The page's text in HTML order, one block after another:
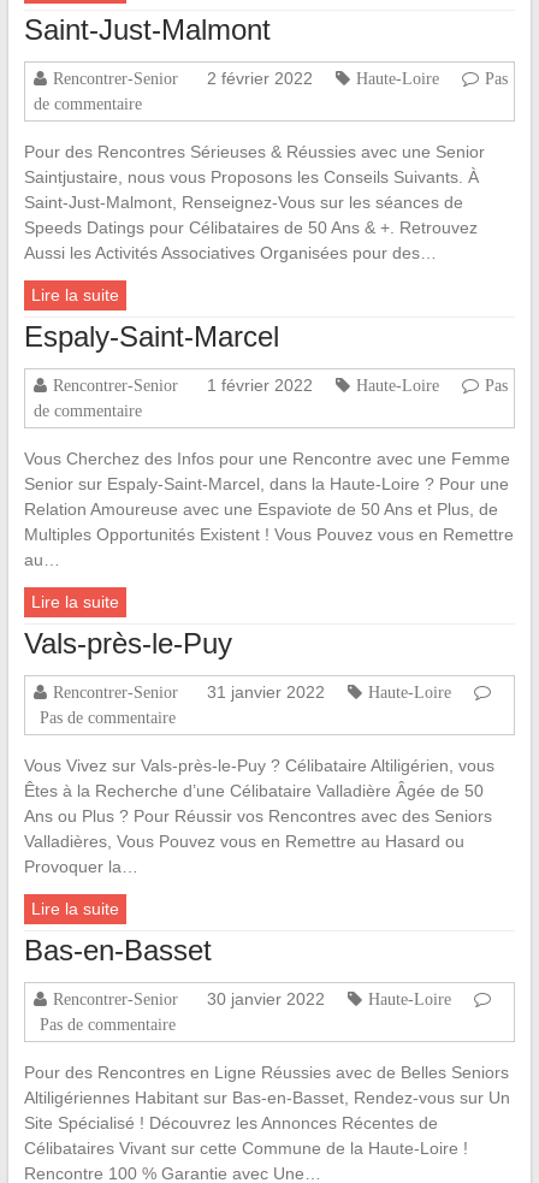
Saint-Just-Malmont
Rencontrer-Senior 2 février 2022 Haute-Loire
Pas
de commentaire
Pour des Rencontres Sérieuses & Réussies avec une Senior
Saintjustaire, nous vous Proposons les Conseils Suivants. À
Saint-Just-Malmont, Renseignez-Vous sur les séances de
Speeds Datings pour Célibataires de 50 Ans & +. Retrouvez
Aussi les Activités Associatives Organisées pour des…
Lire la suite
Espaly-Saint-Marcel
Rencontrer-Senior 1 février 2022 Haute-Loire
Pas
de commentaire
Vous Cherchez des Infos pour une Rencontre avec une Femme
Senior sur Espaly-Saint-Marcel, dans la Haute-Loire ? Pour une
Relation Amoureuse avec une Espaviote de 50 Ans et Plus, de
Multiples Opportunités Existent ! Vous Pouvez vous en Remettre
au…
Lire la suite
Vals-près-le-Puy
Rencontrer-Senior 31 janvier 2022
Haute-Loire
Pas de commentaire
Vous Vivez sur Vals-près-le-Puy ? Célibataire Altiligérien, vous
Êtes à la Recherche d’une Célibataire Valladière Âgée de 50
Ans ou Plus ? Pour Réussir vos Rencontres avec des Seniors
Valladières, Vous Pouvez vous en Remettre au Hasard ou
Provoquer la…
Lire la suite
Bas-en-Basset
Rencontrer-Senior 30 janvier 2022
Haute-Loire
Pas de commentaire
Pour des Rencontres en Ligne Réussies avec de Belles Seniors
Altiligériennes Habitant sur Bas-en-Basset, Rendez-vous sur Un
Site Spécialisé ! Découvrez les Annonces Récentes de
Célibataires Vivant sur cette Commune de la Haute-Loire !
Rencontre 100 % Garantie avec Une…